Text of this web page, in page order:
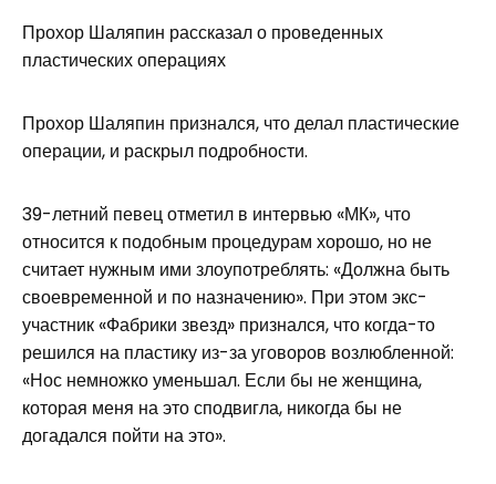
Прохор Шаляпин рассказал о проведенных
пластических операциях
Прохор Шаляпин признался, что делал пластические
операции, и раскрыл подробности.
39-летний певец отметил в интервью «МК», что
относится к подобным процедурам хорошо, но не
считает нужным ими злоупотреблять: «Должна быть
своевременной и по назначению». При этом экс-
участник «Фабрики звезд» признался, что когда-то
решился на пластику из-за уговоров возлюбленной:
«Нос немножко уменьшал. Если бы не женщина,
которая меня на это сподвигла, никогда бы не
догадался пойти на это».